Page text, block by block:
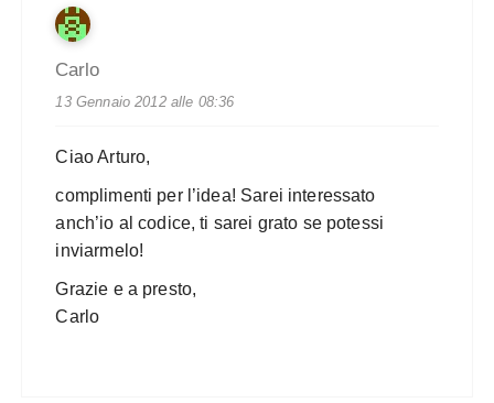
Carlo
13 Gennaio 2012 alle 08:36
Ciao Arturo,
complimenti per l’idea! Sarei interessato
anch’io al codice, ti sarei grato se potessi
inviarmelo!
Grazie e a presto,
Carlo